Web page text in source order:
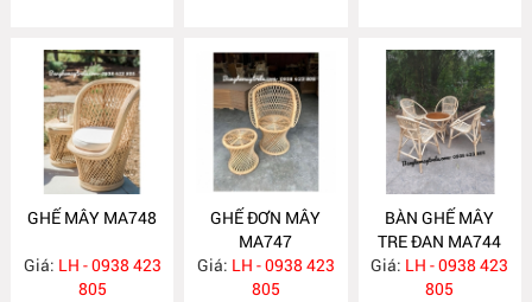
GHẾ MÂY MA748
Giá: LH - 0938 423
805
GHẾ ĐƠN MÂY
MA747
Giá: LH - 0938 423
805
BÀN GHẾ MÂY
TRE ĐAN MA744
Giá: LH - 0938 423
805